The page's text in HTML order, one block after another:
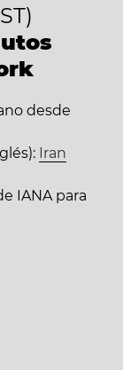
desde
Iran
IANA para